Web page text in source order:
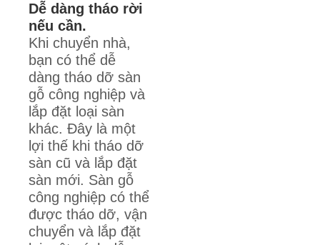
Dễ dàng tháo rời
nếu cần.
Khi chuyển nhà,
bạn có thể dễ
dàng tháo dỡ sàn
gỗ công nghiệp và
lắp đặt loại sàn
khác. Đây là một
lợi thế khi tháo dỡ
sàn cũ và lắp đặt
sàn mới. Sàn gỗ
công nghiệp có thể
được tháo dỡ, vận
chuyển và lắp đặt